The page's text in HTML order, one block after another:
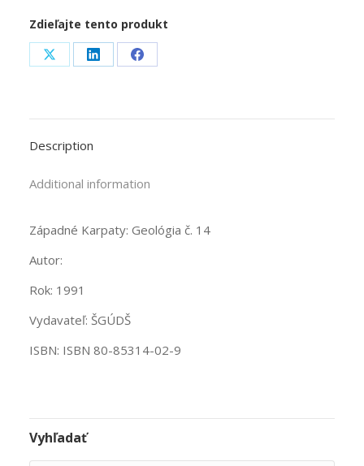
Zdieľajte tento produkt
Share
X
Share
LinkedIn
Share
Facebook
Description
Additional information
Západné Karpaty: Geológia č. 14
Autor:
Rok: 1991
Vydavateľ: ŠGÚDŠ
ISBN: ISBN 80-85314-02-9
Vyhľadať